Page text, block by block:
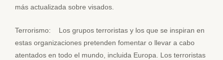
más actualizada sobre visados.
Terrorismo: Los grupos terroristas y los que se inspiran en
estas organizaciones pretenden fomentar o llevar a cabo
atentados en todo el mundo, incluida Europa. Los terroristas